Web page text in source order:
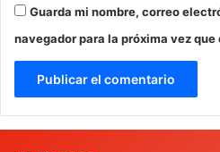
Guarda mi nombre, correo
navegador para la próxima vez que